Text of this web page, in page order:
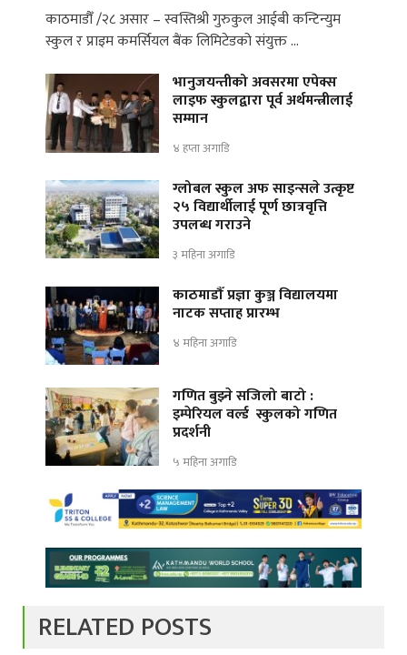
काठमाडौँ /२८ असार – स्वस्तिश्री गुरुकुल आईबी कन्टिन्युम
स्कुल र प्राइम कमर्सियल बैंक लिमिटेडको संयुक्त …
भानुजयन्तीको अवसरमा एपेक्स
लाइफ स्कुलद्वारा पूर्व अर्थमन्त्रीलाई
सम्मान
४ हप्ता अगाडि
ग्लोबल स्कुल अफ साइन्सले उत्कृष्ट
२५ विद्यार्थीलाई पूर्ण छात्रवृत्ति
उपलब्ध गराउने
३ महिना अगाडि
काठमाडौँ प्रज्ञा कुञ्ज विद्यालयमा
नाटक सप्ताह प्रारम्भ
४ महिना अगाडि
गणित बुझ्ने सजिलो बाटो :
इम्पेरियल वर्ल्ड स्कुलको गणित
प्रदर्शनी
५ महिना अगाडि
RELATED POSTS